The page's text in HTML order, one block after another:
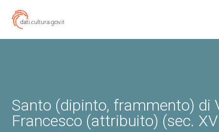
Santo (dipinto, frammento) di
Francesco (attribuito) (sec.